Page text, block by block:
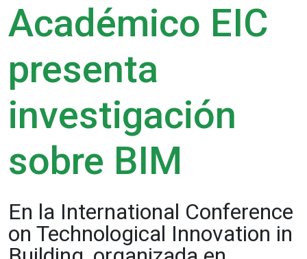
Académico EIC
presenta
investigación
sobre BIM
En la International Conference
on Technological Innovation in